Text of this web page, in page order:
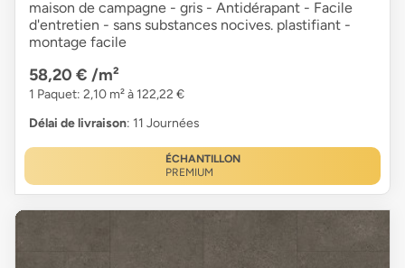
maison de campagne - gris - Antidérapant - Facile
d'entretien - sans substances nocives. plastifiant -
montage facile
58,20 € /m²
1 Paquet: 2,10 m² à 122,22 €
Délai de livraison: 11 Journées
ÉCHANTILLON
PREMIUM